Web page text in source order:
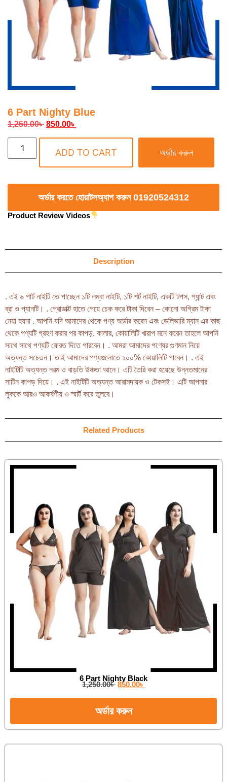
6 Part Nighty Blue
1,250.00৳ 850.00৳
ADD TO CART অর্ডার করুন
অর্ডার করতে হোয়াটসঅ্যাপ করুন 01920524312
Product Review Videos
Description
. এই ৬ পার্ট নাইটি তে পাচ্ছেন ১টি লম্বা নাইটি, ১টি শর্ট নাইটি, একটি টপস, প্যান্ট এবং
ব্রা ও প্যানটি। . প্রোডাক্ট হাতে পেয়ে চেক করে টাকা দিবেন – কোনো অগ্রিম টাকা
নেয়া হয়না . আপনি যদি আমাদের থেকে পণ্য অর্ডার করেন এবং ডেলিভারি ম্যান এর কাছ
থেকে পণ্যটি গ্রহণ করার পর কাপড়, কালার, কোয়ালিটি খারাপ মনে করেন তাহলে আপনি
সাথে সাথে পণ্যটি ফেরত দিতে পারবেন। . আমরা আমাদের পণ্যের গুণমান নিয়ে
অত্যন্ত সচেতন। তাই আমাদের পণ্যগুলোতে ১০০% কোয়ালিটি পাবেন। . এই
নাইটিটি অত্যন্ত নরম ও বাড়তি উঞ্চতা আনে। এটি তৈরি করা হয়েছে উন্নতমানের
সাটিন কাপড় দিয়ে। . এই নাইটিটি অত্যন্ত আরামদায়ক ও টেকসই। এটি আপনার
লুককে আরও আকর্ষণীয় ও স্মার্ট করে তুলবে।
Related Products
6 Part Nighty Black
1,250.00৳ 850.00৳
অর্ডার করুন